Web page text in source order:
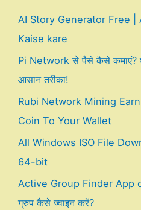
AI Story Generator Free |
Kaise kare
Pi Network से पैसे कैसे कमाएं?
आसान तरीका!
Rubi Network Mining
Coin To Your Wallet
All Windows ISO File
64-bit
Active Group Finder App
ग्रुप कैसे ज्वाइन करें?